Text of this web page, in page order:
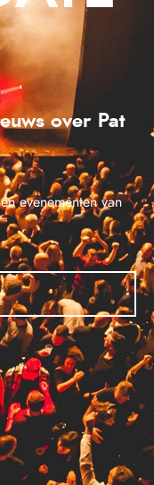
over Pat
evenementen van